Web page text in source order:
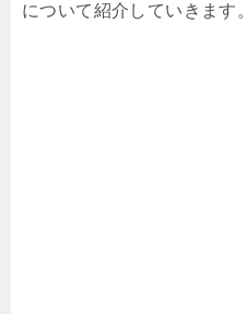
について紹介していきます。